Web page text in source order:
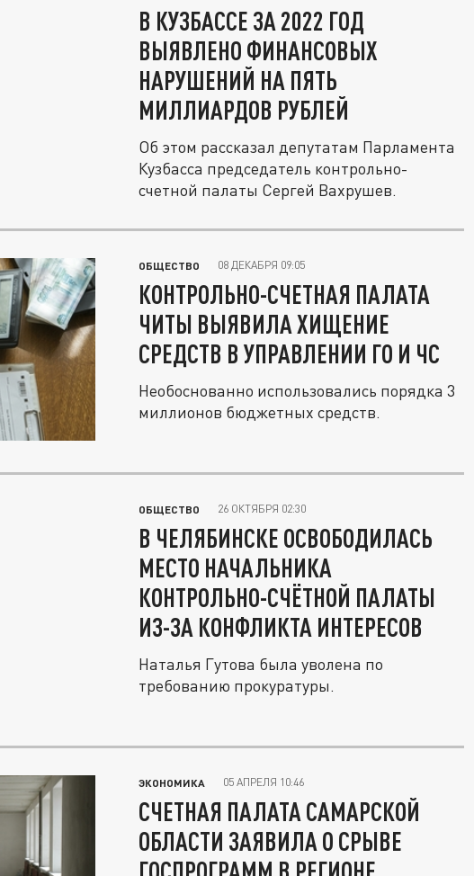
В КУЗБАССЕ ЗА 2022 ГОД
ВЫЯВЛЕНО ФИНАНСОВЫХ
НАРУШЕНИЙ НА ПЯТЬ
МИЛЛИАРДОВ РУБЛЕЙ
Об этом рассказал депутатам Парламента
Кузбасса председатель контрольно-
счетной палаты Сергей Вахрушев.
ОБЩЕСТВО 08 ДЕКАБРЯ 09:05
КОНТРОЛЬНО-СЧЕТНАЯ ПАЛАТА
ЧИТЫ ВЫЯВИЛА ХИЩЕНИЕ
СРЕДСТВ В УПРАВЛЕНИИ ГО И ЧС
Необоснованно использовались порядка 3
миллионов бюджетных средств.
ОБЩЕСТВО 26 ОКТЯБРЯ 02:30
В ЧЕЛЯБИНСКЕ ОСВОБОДИЛАСЬ
МЕСТО НАЧАЛЬНИКА
КОНТРОЛЬНО-СЧЁТНОЙ ПАЛАТЫ
ИЗ-ЗА КОНФЛИКТА ИНТЕРЕСОВ
Наталья Гутова была уволена по
требованию прокуратуры.
ЭКОНОМИКА 05 АПРЕЛЯ 10:46
СЧЕТНАЯ ПАЛАТА САМАРСКОЙ
ОБЛАСТИ ЗАЯВИЛА О СРЫВЕ